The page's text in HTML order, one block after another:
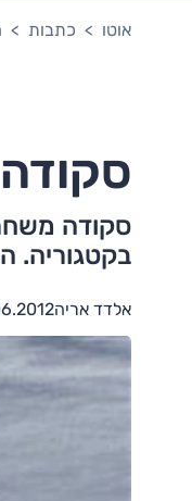
אוטו כתבות
סקודה
בקטגוריה.
אלדד אריה